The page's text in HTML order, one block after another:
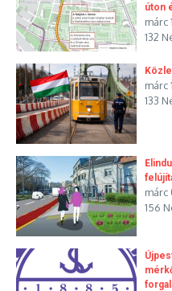
úton
márc
132
márc
133
márc
156